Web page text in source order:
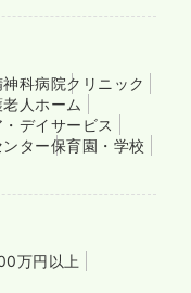
神科病院クリニック
人ホーム
デイサービス
ター保育園・学校
万円以上